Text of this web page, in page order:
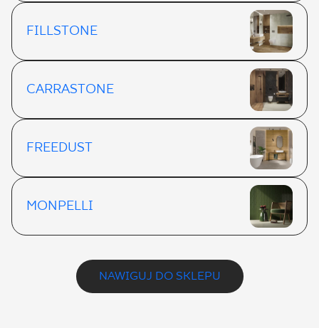
FILLSTONE
CARRASTONE
FREEDUST
MONPELLI
NAWIGUJ DO SKLEPU